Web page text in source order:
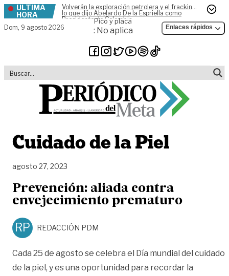
Skip to content
ÚLTIMA
HORA
Volverán la exploración petrolera y el fracking,
lo que dijo Abelardo De la Espriella como
Presidente de Colombia
Dom, 9 agosto 2026
Pico y placa
: No aplica Enlaces rápidos
Cuidado de la Piel
agosto 27, 2023
Prevención: aliada contra
envejecimiento prematuro
RP REDACCIÓN PDM
Cada 25 de agosto se celebra el Día mundial del cuidado
de la piel, y es una oportunidad para recordar la